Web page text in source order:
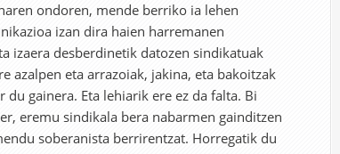
ondoren, mende berriko ia lehen
izan dira haien harremanen
izaera desberdinetik datozen sindikatuak
azalpen eta arrazoiak, jakina, eta bakoitzak
gainera. Eta lehiarik ere ez da falta. Bi
eremu sindikala bera nabarmen gainditzen
soberanista berrirentzat. Horregatik du